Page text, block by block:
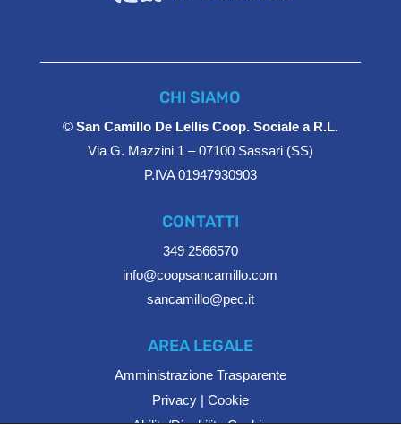
CHI SIAMO
© San Camillo De Lellis Coop. Sociale a R.L.
Via G. Mazzini 1 – 07100 Sassari (SS)
P.IVA 01947930903
CONTATTI
349 2566570
info@coopsancamillo.com
sancamillo@pec.it
AREA LEGALE
Amministrazione Trasparente
Privacy| Cookie
Abilita/Disabilita Cookie